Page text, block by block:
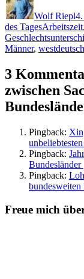
Wolf Riepl
des TagesArbeitszeit,
Männer,
3
zwischen
Pingback:
Pingback:
Bundesländer
Pingback:
Freue mich